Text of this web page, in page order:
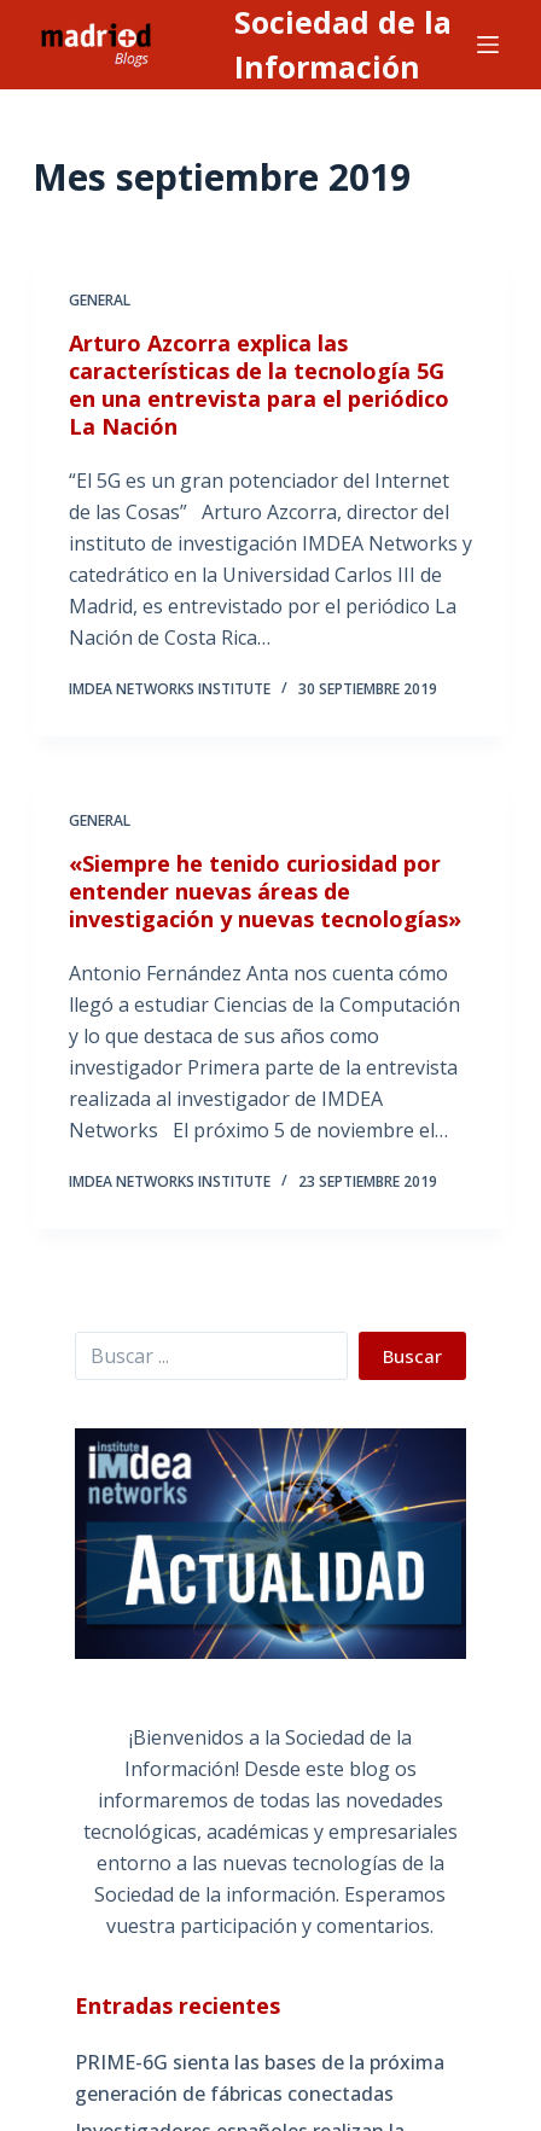
l
Sociedad de la
Información
Mes septiembre 2019
GENERAL
Arturo Azcorra explica las
características de la tecnología 5G
en una entrevista para el periódico
La Nación
“El 5G es un gran potenciador del Internet
de las Cosas” Arturo Azcorra, director del
instituto de investigación IMDEA Networks y
catedrático en la Universidad Carlos III de
Madrid, es entrevistado por el periódico La
Nación de Costa Rica…
IMDEA NETWORKS INSTITUTE 30 SEPTIEMBRE 2019
GENERAL
«Siempre he tenido curiosidad por
entender nuevas áreas de
investigación y nuevas tecnologías»
Antonio Fernández Anta nos cuenta cómo
llegó a estudiar Ciencias de la Computación
y lo que destaca de sus años como
investigador Primera parte de la entrevista
realizada al investigador de IMDEA
Networks El próximo 5 de noviembre el…
IMDEA NETWORKS INSTITUTE 23 SEPTIEMBRE 2019
Buscar Buscar
¡Bienvenidos a la Sociedad de la
Información! Desde este blog os
informaremos de todas las novedades
tecnológicas, académicas y empresariales
entorno a las nuevas tecnologías de la
Sociedad de la información. Esperamos
vuestra participación y comentarios.
Entradas recientes
PRIME-6G sienta las bases de la próxima
generación de fábricas conectadas